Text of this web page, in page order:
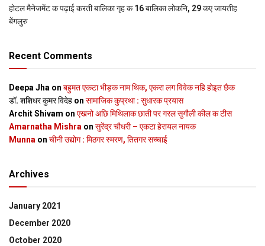
होटल मैनेजमेंट क पढ़ाई करती बालिका गृह क 16 बालिका लोकनि, 29 कए जायतीह
बेंगलुरु
Recent Comments
Deepa Jha on बहुमत एकटा भीड़क नाम थिक, एकरा लग विवेक नहि होइत छैक
डॉ. शशिधर कुमर विदेह on सामाजिक कुप्रथा : सुधारक प्रयास
Archit Shivam on एखनो अछि मिथिलाक छाती पर गरल सुगौली कील क टीस
Amarnatha Mishra on सुरेंद्र चौधरी – एकटा हेरायल नायक
Munna on चीनी उद्योग : मिठगर स्‍मरण, तितगर सच्‍चाई
Archives
January 2021
December 2020
October 2020